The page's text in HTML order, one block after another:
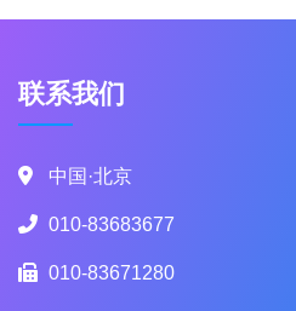
联系我们
中国·北京
010-83683677
010-83671280